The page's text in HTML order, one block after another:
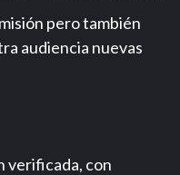
pero también
audiencia nuevas
verificada, con